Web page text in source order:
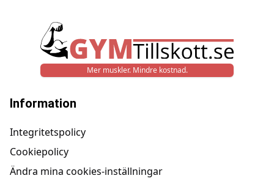
Mer muskler. Mindre kostnad.
Information
Integritetspolicy
Cookiepolicy
Ändra mina cookies-inställningar